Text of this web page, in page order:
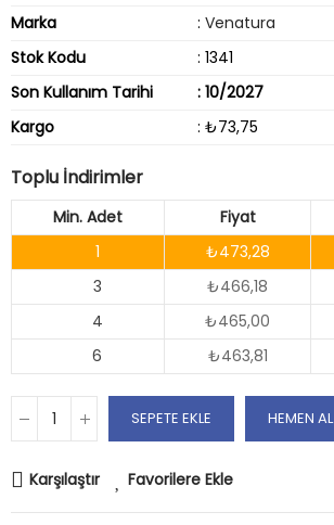
Marka
: Venatura
Stok Kodu
: 1341
Son Kullanım Tarihi
: 10/2027
Kargo
: ₺73,75
Toplu İndirimler
Min. Adet Fiyat
1
₺473,28
3
₺466,18
4
₺465,00
6
₺463,81
SEPETE EKLE HEMEN AL
Karşılaştır Favorilere Ekle